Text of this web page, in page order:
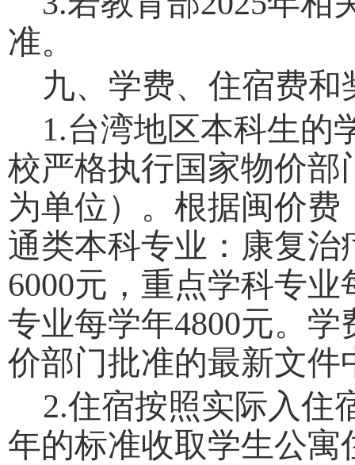
准。
九、学费、住宿费和
1.台湾地区本科生的
校严格执行国家物价
为单位）。根据闽价费
通类本科专业： 康复治
6000元， 重点学科专业
专业每学年4800元。学
价部门批准的最新文
2.住宿按照实际入住
年的标准收取学生公